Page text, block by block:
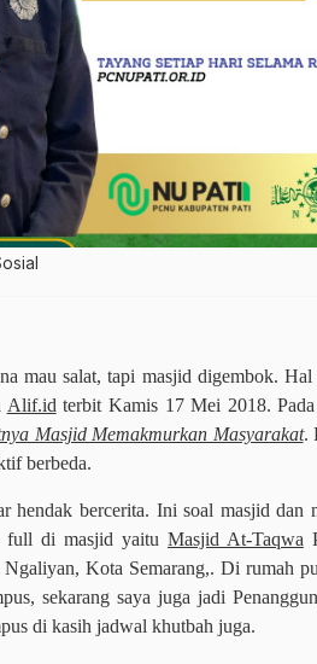
mau salat, tapi masjid digembok.
Alif.id terbit Kamis 17 Mei 2018.
Masjid Memakmurkan Masyarakat.
berbeda.
hendak bercerita. Ini soal masjid dan
full di masjid yaitu Masjid At-Taqwa
Kota Semarang,. Di rumah
sekarang saya juga jadi
di kasih jadwal khutbah juga.